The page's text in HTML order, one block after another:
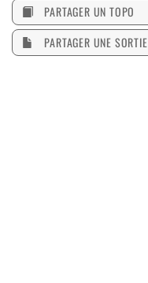
PARTAGER UN TOPO
PARTAGER UNE SORTIE